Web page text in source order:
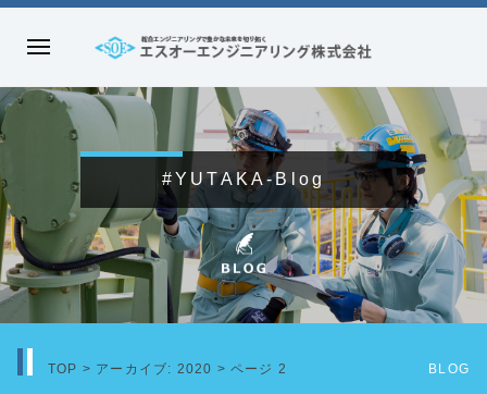
コ
ン
ツ
ス
キ
ッ
プ
ス
エ
ン
ジ
ニ
ア
ン
メ
ニ
#YUTAKA-Blog
TOP > アーカイブ: 2020 >ページ 2 BLOG